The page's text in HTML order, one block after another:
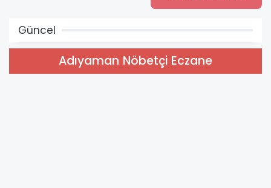
Güncel
Adıyaman Nöbetçi Eczane